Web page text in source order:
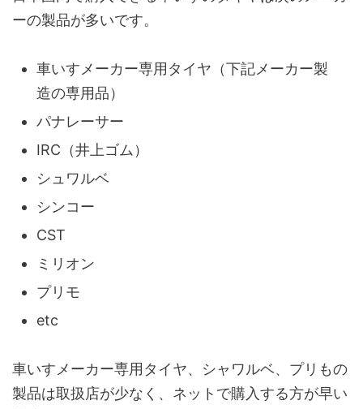
ーの製品が多いです。
車いすメーカー専用タイヤ（下記メーカー製
造の専用品）
パナレーサー
IRC（井上ゴム）
シュワルベ
シンコー
CST
ミリオン
プリモ
etc
車いすメーカー専用タイヤ、シャワルベ、プリもの
製品は取扱店が少なく、ネットで購入する方が早い